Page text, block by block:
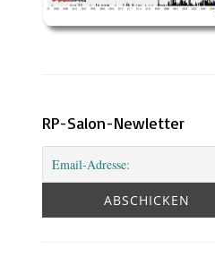
RP-Salon-Newletter